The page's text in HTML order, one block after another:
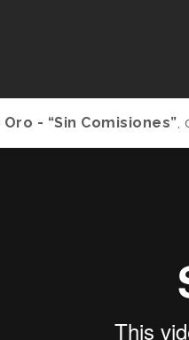
- “Sin Comisiones”